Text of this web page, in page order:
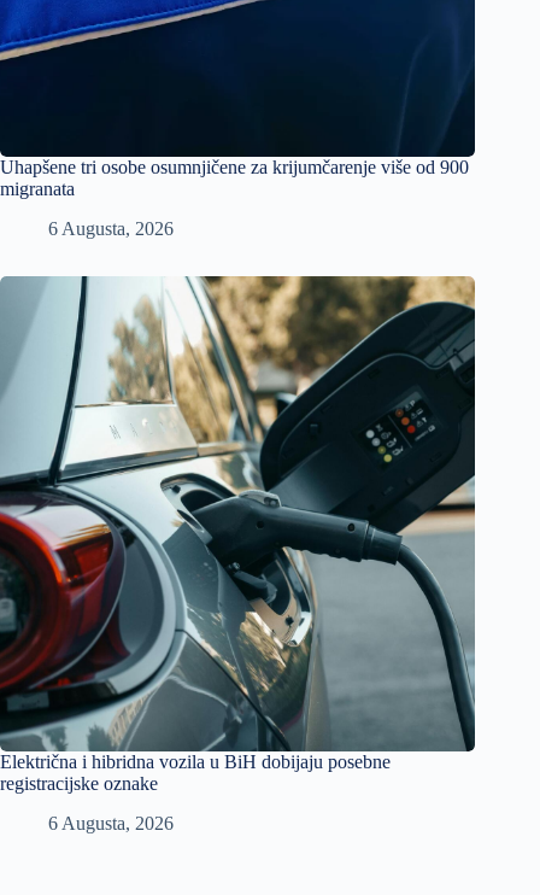
Uhapšene tri osobe osumnjičene za krijumčarenje više od 900
migranata
6 Augusta, 2026
Električna i hibridna vozila u BiH dobijaju posebne
registracijske oznake
6 Augusta, 2026